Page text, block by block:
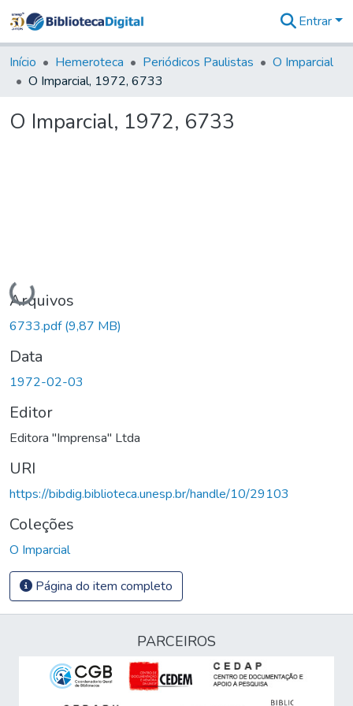
&
Coleções
Tudo na
Digital
Entrar
Início Hemeroteca Periódicos Paulistas
O Imparcial
O Imparcial, 1972, 6733
O Imparcial, 1972, 6733
Carregando...
Arquivos
6733.pdf(9,87 MB)
Data
1972-02-03
Editor
Editora "Imprensa" Ltda
URI
https://bibdig.biblioteca.unesp.br/handle/10/29103
Coleções
O Imparcial
Página do item completo
PARCEIROS